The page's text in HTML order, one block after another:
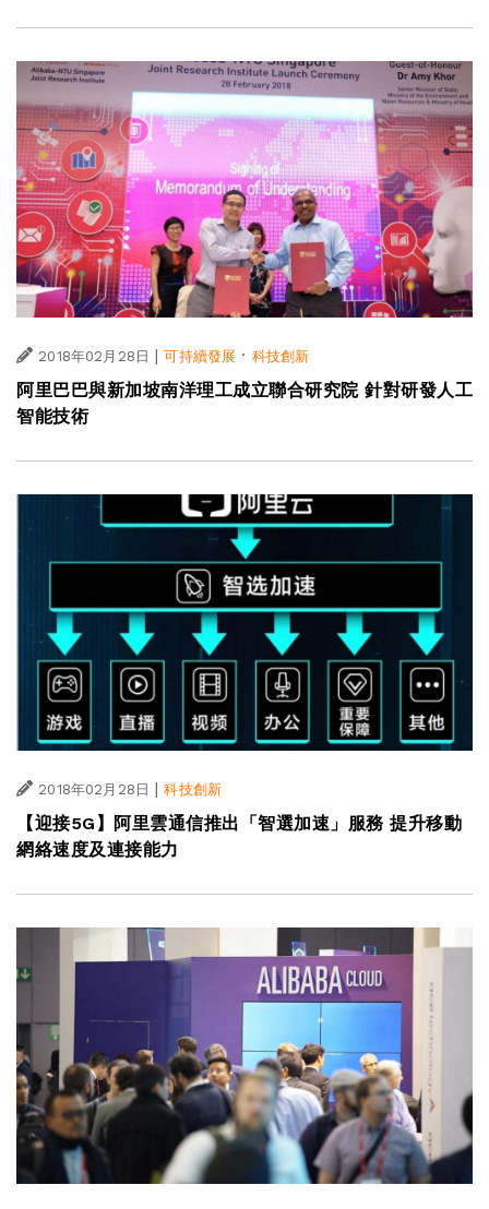
2018年02月28日 | 可持續發展 · 科技創新
阿里巴巴與新加坡南洋理工成立聯合研究院 針對研發人工
智能技術
2018年02月28日 | 科技創新
【迎接5G】阿里雲通信推出「智選加速」服務 提升移動
網絡速度及連接能力